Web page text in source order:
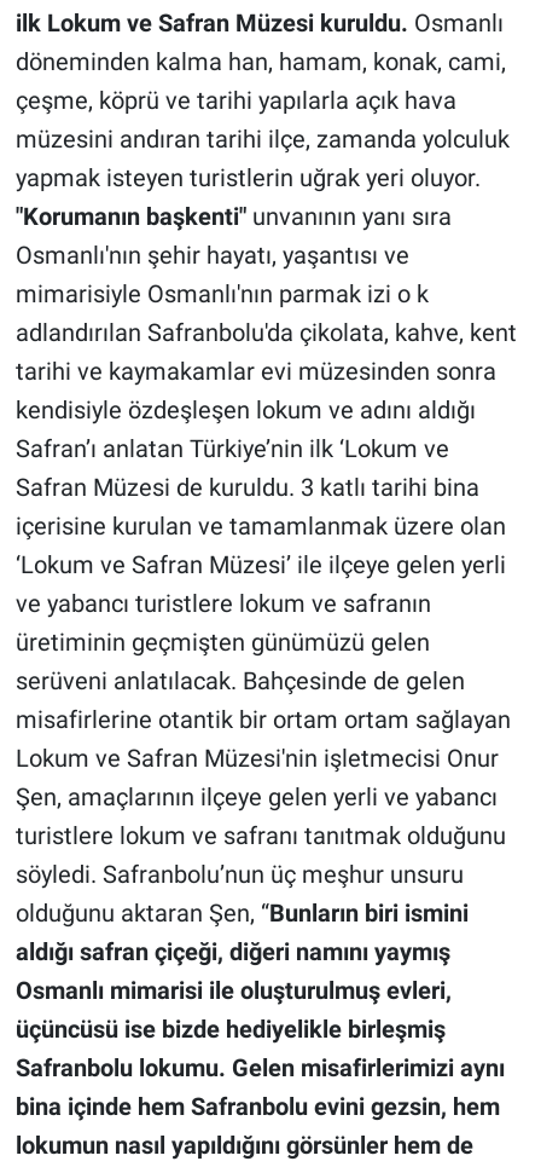
ilk Lokum ve Safran Müzesi kuruldu. Osmanlı
döneminden kalma han, hamam, konak, cami,
çeşme, köprü ve tarihi yapılarla açık hava
müzesini andıran tarihi ilçe, zamanda yolculuk
yapmak isteyen turistlerin uğrak yeri oluyor.
"Korumanın başkenti"unvanının yanı sıra
Osmanlı'nın şehir hayatı, yaşantısı ve
mimarisiyle Osmanlı'nın parmak izi o k
adlandırılan Safranbolu'da çikolata, kahve, kent
tarihi ve kaymakamlar evi müzesinden sonra
kendisiyle özdeşleşen lokum ve adını aldığı
Safran’ı anlatan Türkiye’nin ilk ‘Lokum ve
Safran Müzesi de kuruldu. 3 katlı tarihi bina
içerisine kurulan ve tamamlanmak üzere olan
‘Lokum ve Safran Müzesi’ ile ilçeye gelen yerli
ve yabancı turistlere lokum ve safranın
üretiminin geçmişten günümüzü gelen
serüveni anlatılacak. Bahçesinde de gelen
misafirlerine otantik bir ortam ortam sağlayan
Lokum ve Safran Müzesi'nin işletmecisi Onur
Şen, amaçlarının ilçeye gelen yerli ve yabancı
turistlere lokum ve safranı tanıtmak olduğunu
söyledi. Safranbolu’nun üç meşhur unsuru
olduğunu aktaran Şen, “Bunların biri ismini
aldığı safran çiçeği, diğeri namını yaymış
Osmanlı mimarisi ile oluşturulmuş evleri,
üçüncüsü ise bizde hediyelikle birleşmiş
Safranbolu lokumu. Gelen misafirlerimizi aynı
bina içinde hem Safranbolu evini gezsin, hem
lokumun nasıl yapıldığını görsünler hem de